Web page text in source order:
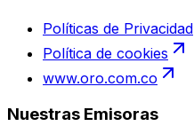
Políticas de Privacidad
Política de cookies
www.oro.com.co
Nuestras Emisoras